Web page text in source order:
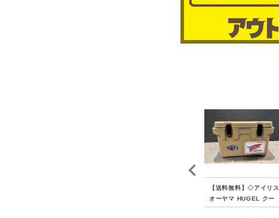
【送料無料】◇アイリス
オーヤマ HUGEL クー
ラーボックス 20L